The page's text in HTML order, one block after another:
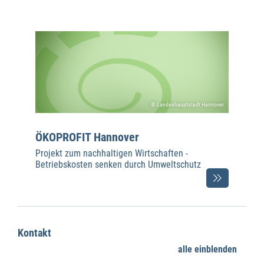
© Landeshauptstadt Hannover
ÖKOPROFIT Hannover
Projekt zum nachhaltigen Wirtschaften -
Betriebskosten senken durch Umweltschutz
Kontakt
alle einblenden